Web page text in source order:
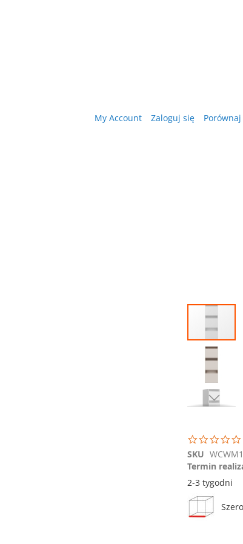
My Account Zaloguj się Porównaj
Przejdź
koniec
galerii
początek
galerii
SKU
Termin
2-3 tygodni